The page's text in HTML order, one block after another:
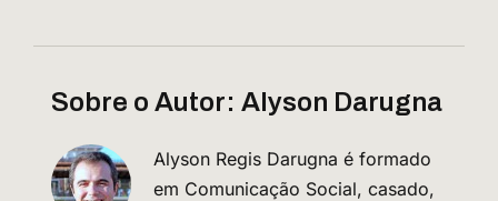
Sobre o Autor: Alyson Darugna
Alyson Regis Darugna é formado
em Comunicação Social, casado,